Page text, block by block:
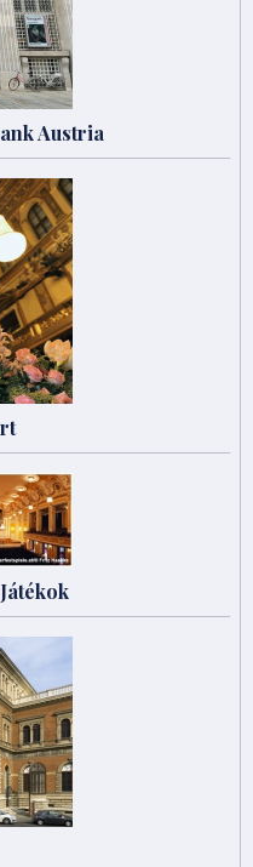
Austria